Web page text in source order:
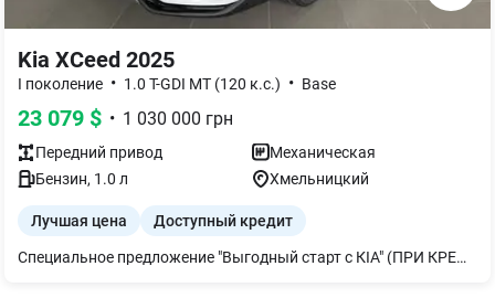
Kia XCeed 2025
I поколение • 1.0 T-GDI MT (120 к.с.) • Base
23 079 $ • 1 030 000 грн
Передний привод
Механическая
Бензин, 1.0 л Хмельницкий
Лучшая цена Доступный кредит
Специальное предложение "Выгодный старт с КІА" (ПРИ КРЕДИТОВАНИИ СКИДКА - 60000 грн) !